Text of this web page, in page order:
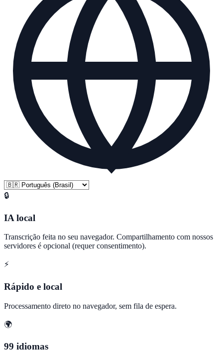
🔒
IA local
Transcrição feita no seu navegador. Compartilhamento com nossos
servidores é opcional (requer consentimento).
⚡
Rápido e local
Processamento direto no navegador, sem fila de espera.
🌍
99 idiomas